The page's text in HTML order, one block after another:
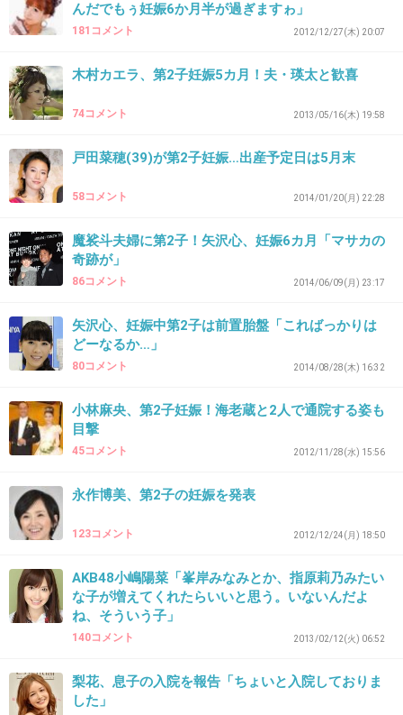
母体も胎児も危険な状況なのに、悪く言う人た
ちがいるんだね。どんな風に育ってきたらそん
な性格になるわけ？我が子はそうならないよう
に育ててあげたい。
26. 匿名2014/09/27(土) 13:46:30
うちも同んなじだ。上の子2歳で今妊娠5ヶ月。
私は母子ともに異常無しだけど、上の子が少し
我慢してるところとか、泣けちゃう(T_T)
+136 -12
27. 匿名2014/09/27(土) 13:48:29
全治胎盤ってそんなに珍しいか？
紀子様もそうだったよ。
入院ってのは全治胎盤以外のものだと思うんだけどな。
切迫流産のほうじゃないかな？安静にして無事に赤ちゃんが受かれますよう
に。
+15 -150
生まれますようにの間違いだ。
最近、こんな変な入力ばっかりしてしまう。
んだでもぅ妊娠6か月半が過ぎますゎ」
181コメント 2012/12/27(木) 20:07
木村カエラ、第2子妊娠5カ月！夫・瑛太と歓喜
74コメント 2013/05/16(木) 19:58
戸田菜穂(39)が第2子妊娠…出産予定日は5月末
58コメント 2014/01/20(月) 22:28
魔裟斗夫婦に第2子！矢沢心、妊娠6カ月「マサカの
奇跡が」
86コメント 2014/06/09(月) 23:17
矢沢心、妊娠中第2子は前置胎盤「こればっかりは
どーなるか…」
80コメント 2014/08/28(木) 16:32
小林麻央、第2子妊娠！海老蔵と2人で通院する姿も
目撃
45コメント 2012/11/28(水) 15:56
永作博美、第2子の妊娠を発表
123コメント 2012/12/24(月) 18:50
AKB48小嶋陽菜「峯岸みなみとか、指原莉乃みたい
な子が増えてくれたらいいと思う。いないんだよ
ね、そういう子」
140コメント 2013/02/12(火) 06:52
梨花、息子の入院を報告「ちょいと入院しておりま
した」